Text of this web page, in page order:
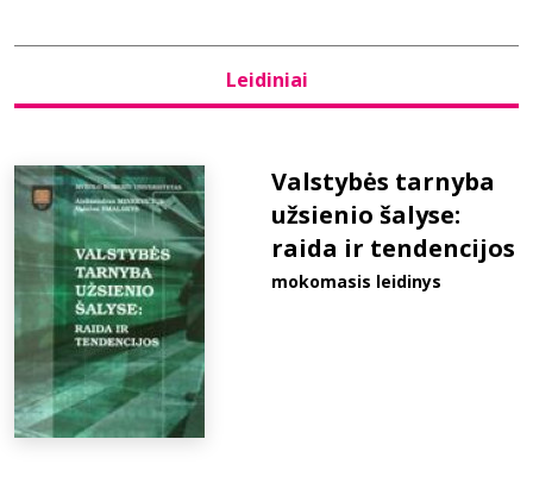
Naujienos
Bibliotekoms
D.U.K.
+370 667 80 541
Leidiniai
Valstybės tarnyba
užsienio šalyse:
raida ir tendencijos
mokomasis leidinys